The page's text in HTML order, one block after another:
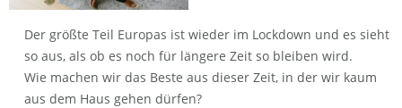
Der größte Teil Europas ist wieder im Lockdown und es sieht
so aus, als ob es noch für längere Zeit so bleiben wird.
Wie machen wir das Beste aus dieser Zeit, in der wir kaum
aus dem Haus gehen dürfen?